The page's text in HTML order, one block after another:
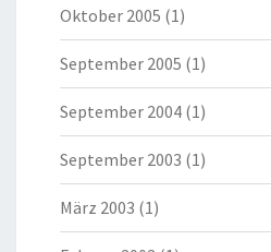
Oktober 2005 (1)
September 2005 (1)
September 2004 (1)
September 2003 (1)
März 2003 (1)